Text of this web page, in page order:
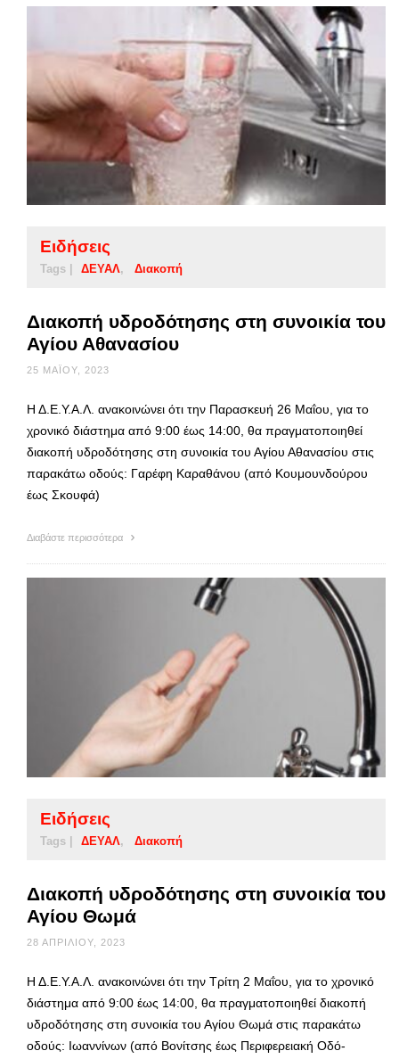
Ειδήσεις
Tags | ΔΕΥΑΛ Διακοπή
Διακοπή υδροδότησης στη συνοικία του
Αγίου Αθανασίου
25 ΜΑΪ́ΟΥ, 2023
Η Δ.Ε.Υ.Α.Λ. ανακοινώνει ότι την Παρασκευή 26 Μαΐου, για το
χρονικό διάστημα από 9:00 έως 14:00, θα πραγματοποιηθεί
διακοπή υδροδότησης στη συνοικία του Αγίου Αθανασίου στις
παρακάτω οδούς: Γαρέφη Καραθάνου (από Κουμουνδούρου
έως Σκουφά)
Διαβάστε περισσότερα
Ειδήσεις
Tags | ΔΕΥΑΛ Διακοπή
Διακοπή υδροδότησης στη συνοικία του
Αγίου Θωμά
28 ΑΠΡΙΛΊΟΥ, 2023
Η Δ.Ε.Υ.Α.Λ. ανακοινώνει ότι την Τρίτη 2 Μαΐου, για το χρονικό
διάστημα από 9:00 έως 14:00, θα πραγματοποιηθεί διακοπή
υδροδότησης στη συνοικία του Αγίου Θωμά στις παρακάτω
οδούς: Ιωαννίνων (από Βονίτσης έως Περιφερειακή Οδό-